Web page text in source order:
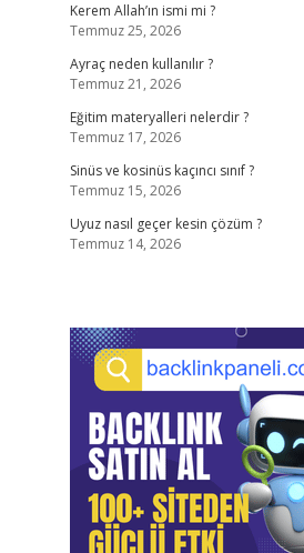
Kerem Allah’ın ismi mi ?
Temmuz 25, 2026
Ayraç neden kullanılır ?
Temmuz 21, 2026
Eğitim materyalleri nelerdir ?
Temmuz 17, 2026
Sinüs ve kosinüs kaçıncı sınıf ?
Temmuz 15, 2026
Uyuz nasıl geçer kesin çözüm ?
Temmuz 14, 2026